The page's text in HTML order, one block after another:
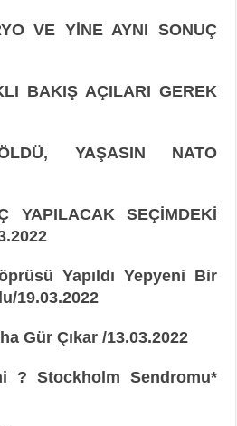
VE YİNE AYNI SONUÇ
BAKIŞ AÇILARI GEREK
YAŞASIN NATO
YAPILACAK SEÇİMDEKİ
Yapıldı Yepyeni Bir
19.03.2022
Gür Çıkar /13.03.2022
? Stockholm Sendromu*